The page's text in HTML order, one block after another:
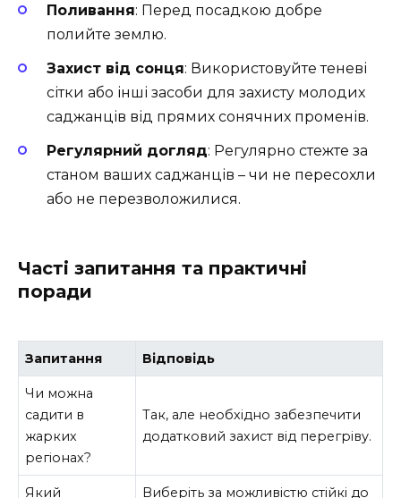
Поливання: Перед посадкою добре
полийте землю.
Захист від сонця: Використовуйте теневі
сітки або інші засоби для захисту молодих
саджанців від прямих сонячних променів.
Регулярний догляд: Регулярно стежте за
станом ваших саджанців – чи не пересохли
або не перезволожилися.
Часті запитання та практичні
поради
Запитання Відповідь
Чи можна
садити в
жарких
регіонах?
Так, але необхідно забезпечити
додатковий захист від перегріву.
Який
Виберіть за можливістю стійкі до